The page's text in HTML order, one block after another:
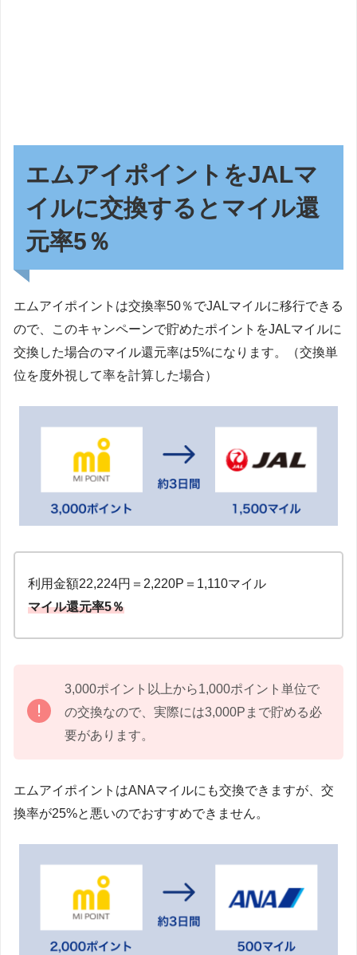
エムアイポイントをJALマ
イルに交換するとマイル還
元率5％
エムアイポイントは交換率50％でJALマイルに移行できる
ので、このキャンペーンで貯めたポイントをJALマイルに
交換した場合のマイル還元率は5%になります。（交換単
位を度外視して率を計算した場合）
利用金額22,224円＝2,220P＝1,110マイル
マイル還元率5％
3,000ポイント以上から1,000ポイント単位で
の交換なので、実際には3,000Pまで貯める必
要があります。
エムアイポイントはANAマイルにも交換できますが、交
換率が25%と悪いのでおすすめできません。